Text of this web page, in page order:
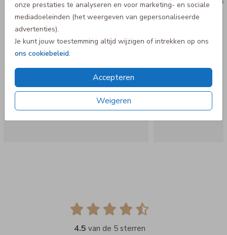
onze prestaties te analyseren en voor marketing- en sociale
mediadoeleinden (het weergeven van gepersonaliseerde
advertenties).
Je kunt jouw toestemming altijd wijzigen of intrekken op ons
ons cookiebeleid.
Accepteren
Weigeren
Koffertje
4.5 van de 5 sterren